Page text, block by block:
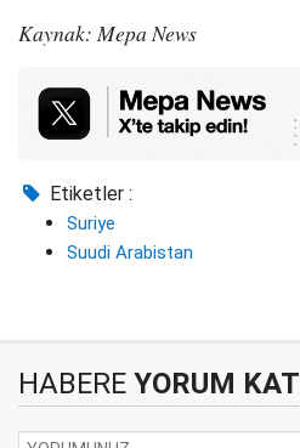
Kaynak: Mepa News
Etiketler :
Suriye
Suudi Arabistan
HABERE YORUM KAT